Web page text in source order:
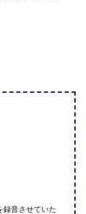
録音させていた